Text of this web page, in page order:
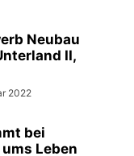
Neubau
II,
2022
bei
Leben